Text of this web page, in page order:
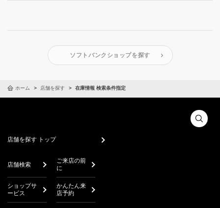
ソフトバンクショップを探す
ホーム 店舗を探す 在庫情報 検索条件指定
店舗を探す トップ
店舗検索
ご来店の前
に
ショップサ
ービス
かんたん来
店予約